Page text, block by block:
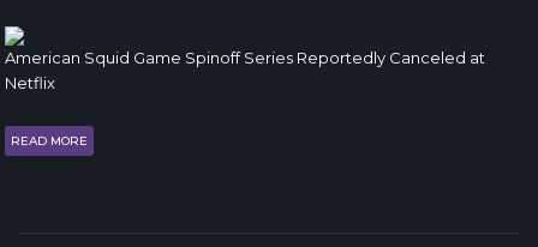
American Squid Game Spinoff Series Reportedly Canceled at
Netflix
READ MORE